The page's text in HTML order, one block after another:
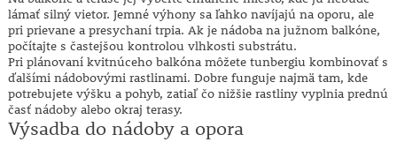
lámať silný vietor. Jemné výhony sa ľahko navíjajú na oporu, ale
pri prievane a presychaní trpia. Ak je nádoba na južnom balkóne,
počítajte s častejšou kontrolou vlhkosti substrátu.
Pri plánovaní kvitnúceho balkóna môžete tunbergiu kombinovať s
ďalšími nádobovými rastlinami. Dobre funguje najmä tam, kde
potrebujete výšku a pohyb, zatiaľ čo nižšie rastliny vyplnia prednú
časť nádoby alebo okraj terasy.
Výsadba do nádoby a opora